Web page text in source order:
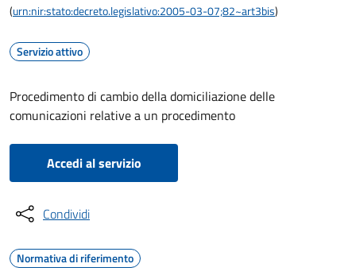
(urn:nir:stato:decreto.legislativo:2005-03-07;82~art3bis)
Servizio attivo
Procedimento di cambio della domiciliazione delle
comunicazioni relative a un procedimento
Accedi al servizio
Condividi
Normativa di riferimento